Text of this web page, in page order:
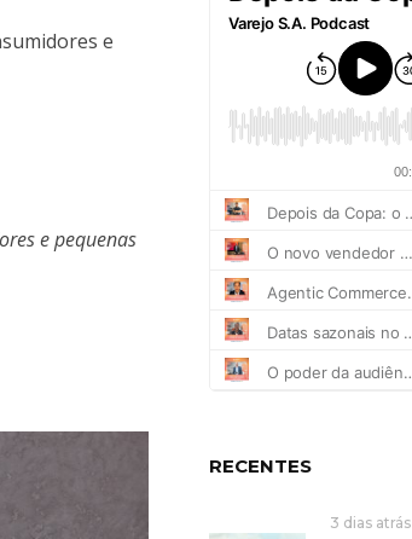
e
e pequenas
RECENTES
3 dias atrás